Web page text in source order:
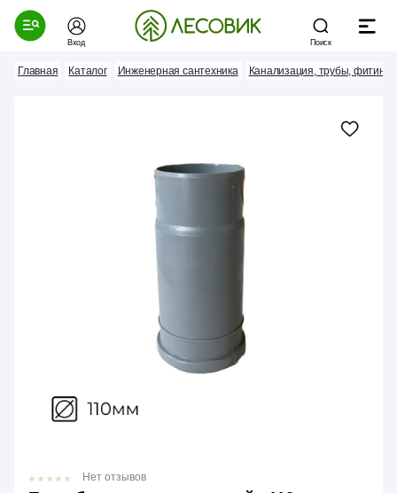
Вход Поиск
Главная Каталог Инженерная сантехника Канализация, трубы, фитинги
Нет отзывов